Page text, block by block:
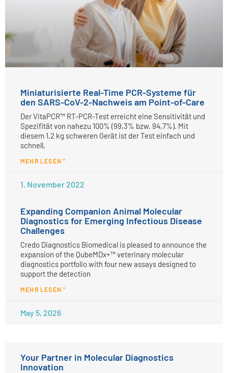
Miniaturisierte Real-Time PCR-Systeme für
den SARS-CoV-2-Nachweis am Point-of-Care
Der VitaPCR™ RT-PCR-Test erreicht eine Sensitivität und
Spezifität von nahezu 100% (99,3% bzw. 94,7%). Mit
diesem 1,2 kg schweren Gerät ist der Test einfach und
schnell,
MEHR LESEN "
1. November 2022
Expanding Companion Animal Molecular
Diagnostics for Emerging Infectious Disease
Challenges
Credo Diagnostics Biomedical is pleased to announce the
expansion of the QubeMDx+™ veterinary molecular
diagnostics portfolio with four new assays designed to
support the detection
MEHR LESEN "
May 5, 2026
Your Partner in Molecular Diagnostics
Innovation